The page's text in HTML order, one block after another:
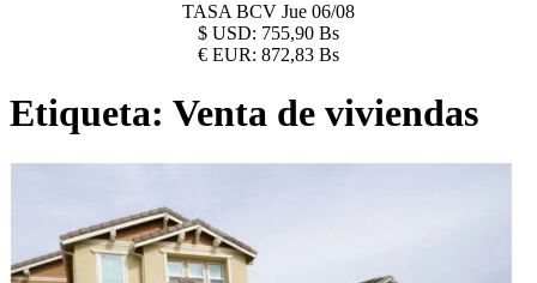
TASA BCV Jue 06/08
$ USD: 755,90 Bs
€ EUR: 872,83 Bs
Etiqueta: Venta de viviendas